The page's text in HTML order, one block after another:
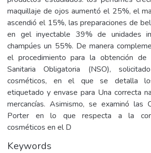
maquillaje de ojos aumentó el 25%, el
ascendió el 15%, las preparaciones de
en gel inyectable 39% de unidades
champúes un 55%. De manera
el procedimiento para la obtención de
Sanitaria Obligatoria (NSO),
cosméticos, en el que se detalla
etiquetado y envase para Una correcta
mercancías. Asimismo, se examinó las
Porter en lo que respecta a la
cosméticos en el D
Keywords